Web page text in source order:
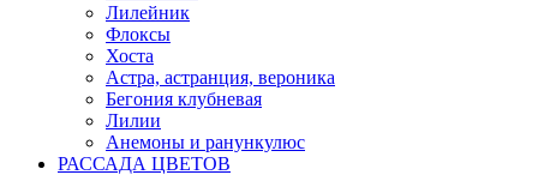
Лилейник
Флоксы
Хоста
Астра, астранция, вероника
Бегония клубневая
Лилии
Анемоны и ранункулюс
РАССАДА ЦВЕТОВ